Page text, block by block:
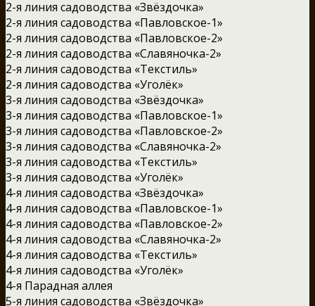
2-я линия садоводства «Звёздочка»
2-я линия садоводства «Павловское-1»
2-я линия садоводства «Павловское-2»
2-я линия садоводства «Славяночка-2»
2-я линия садоводства «Текстиль»
2-я линия садоводства «Уголёк»
3-я линия садоводства «Звёздочка»
3-я линия садоводства «Павловское-1»
3-я линия садоводства «Павловское-2»
3-я линия садоводства «Славяночка-2»
3-я линия садоводства «Текстиль»
3-я линия садоводства «Уголёк»
4-я линия садоводства «Звёздочка»
4-я линия садоводства «Павловское-1»
4-я линия садоводства «Павловское-2»
4-я линия садоводства «Славяночка-2»
4-я линия садоводства «Текстиль»
4-я линия садоводства «Уголёк»
4-я Парадная аллея
5-я линия садоводства «Звёздочка»